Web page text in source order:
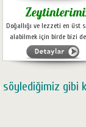
Doğallığı ve lezzeti en üst
alabilmek için birde bizi
söylediğimiz gibi